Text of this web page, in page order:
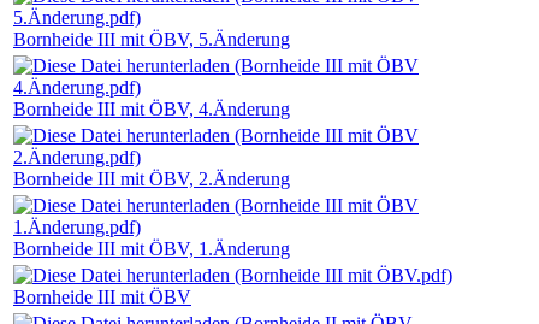
Bornheide III mit ÖBV, 5.Änderung
Bornheide III mit ÖBV, 4.Änderung
Bornheide III mit ÖBV, 2.Änderung
Bornheide III mit ÖBV, 1.Änderung
Bornheide III mit ÖBV